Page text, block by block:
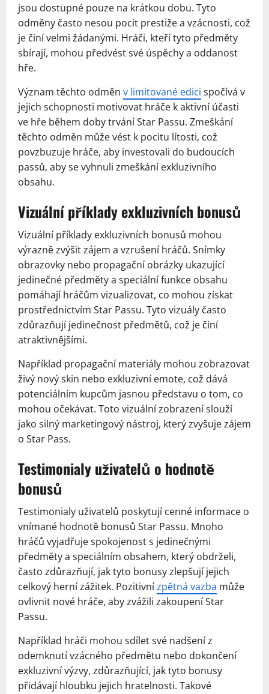
jsou dostupné pouze na krátkou dobu. Tyto
odměny často nesou pocit prestiže a vzácnosti, což
je činí velmi žádanými. Hráči, kteří tyto předměty
sbírají, mohou předvést své úspěchy a oddanost
hře.
Význam těchto odměn v limitované edici spočívá v
jejich schopnosti motivovat hráče k aktivní účasti
ve hře během doby trvání Star Passu. Zmeškání
těchto odměn může vést k pocitu lítosti, což
povzbuzuje hráče, aby investovali do budoucích
passů, aby se vyhnuli zmeškání exkluzivního
obsahu.
Vizuální příklady exkluzivních bonusů
Vizuální příklady exkluzivních bonusů mohou
výrazně zvýšit zájem a vzrušení hráčů. Snímky
obrazovky nebo propagační obrázky ukazující
jedinečné předměty a speciální funkce obsahu
pomáhají hráčům vizualizovat, co mohou získat
prostřednictvím Star Passu. Tyto vizuály často
zdůrazňují jedinečnost předmětů, což je činí
atraktivnějšími.
Například propagační materiály mohou zobrazovat
živý nový skin nebo exkluzivní emote, což dává
potenciálním kupcům jasnou představu o tom, co
mohou očekávat. Toto vizuální zobrazení slouží
jako silný marketingový nástroj, který zvyšuje zájem
o Star Pass.
Testimonialy uživatelů o hodnotě
bonusů
Testimonialy uživatelů poskytují cenné informace o
vnímané hodnotě bonusů Star Passu. Mnoho
hráčů vyjadřuje spokojenost s jedinečnými
předměty a speciálním obsahem, který obdrželi,
často zdůrazňují, jak tyto bonusy zlepšují jejich
celkový herní zážitek. Pozitivnízpětná vazba může
ovlivnit nové hráče, aby zvážili zakoupení Star
Passu.
Například hráči mohou sdílet své nadšení z
odemknutí vzácného předmětu nebo dokončení
exkluzivní výzvy, zdůrazňující, jak tyto bonusy
přidávají hloubku jejich hratelnosti. Takové